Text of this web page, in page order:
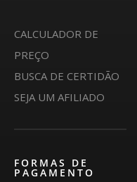
CALCULADOR DE
PREÇO
BUSCA DE CERTIDÃO
SEJA UM AFILIADO
FORMAS DE
PAGAMENTO